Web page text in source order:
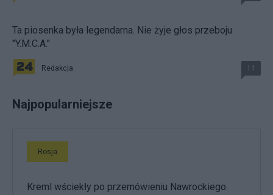
Ta piosenka była legendarna. Nie żyje głos przeboju
"Y.M.C.A."
Redakcja 11
Najpopularniejsze
Rosja
Kreml wściekły po przemówieniu Nawrockiego.